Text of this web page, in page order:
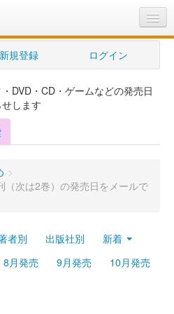
新規登録 ログイン
DVD・CD・ゲームなどの発売日
します
>
（次は2巻）の発売日をメールで
者別 出版社別
新着
8月発売 9月発売 10月発売